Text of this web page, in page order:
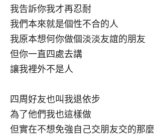
我告訴你我才再忍耐
我們本來就是個性不合的人
我原本想何你做個淡淡友誼的朋友
但你一直四處去講
讓我裡外不是人
四周好友也叫我退依步
為了他們我也這樣做
但實在不想免強自己交朋友交的那